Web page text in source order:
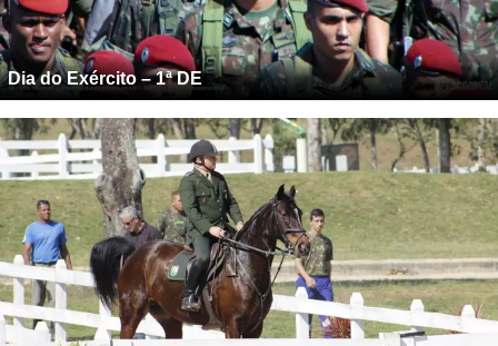
Dia do Exército – 1ª DE